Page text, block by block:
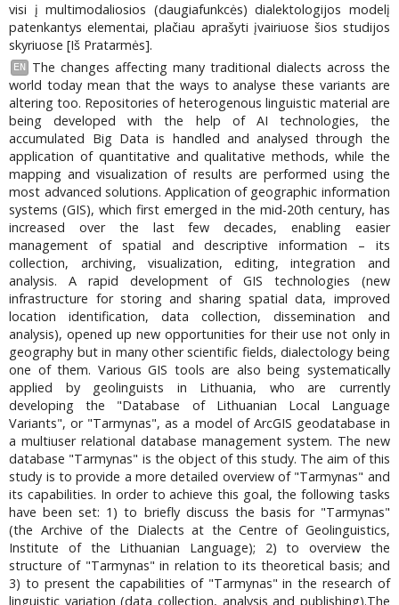
visi į multimodaliosios (daugiafunkcės) dialektologijos modelį
patenkantys elementai, plačiau aprašyti įvairiuose šios studijos
skyriuose [Iš Pratarmės].
EN
The changes affecting many traditional dialects across the
world today mean that the ways to analyse these variants are
altering too. Repositories of heterogenous linguistic material are
being developed with the help of AI technologies, the
accumulated Big Data is handled and analysed through the
application of quantitative and qualitative methods, while the
mapping and visualization of results are performed using the
most advanced solutions. Application of geographic information
systems (GIS), which first emerged in the mid-20th century, has
increased over the last few decades, enabling easier
management of spatial and descriptive information – its
collection, archiving, visualization, editing, integration and
analysis. A rapid development of GIS technologies (new
infrastructure for storing and sharing spatial data, improved
location identification, data collection, dissemination and
analysis), opened up new opportunities for their use not only in
geography but in many other scientific fields, dialectology being
one of them. Various GIS tools are also being systematically
applied by geolinguists in Lithuania, who are currently
developing the "Database of Lithuanian Local Language
Variants", or "Tarmynas", as a model of ArcGIS geodatabase in
a multiuser relational database management system. The new
database "Tarmynas" is the object of this study. The aim of this
study is to provide a more detailed overview of "Tarmynas" and
its capabilities. In order to achieve this goal, the following tasks
have been set: 1) to briefly discuss the basis for "Tarmynas"
(the Archive of the Dialects at the Centre of Geolinguistics,
Institute of the Lithuanian Language); 2) to overview the
structure of "Tarmynas" in relation to its theoretical basis; and
3) to present the capabilities of "Tarmynas" in the research of
linguistic variation (data collection, analysis and publishing).The